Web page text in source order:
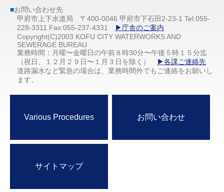
■お問い合わせ先
甲府市上下水道局 〒400-0046 甲府市下石田2-23-1 Tel:055-
228-3311 Fax:055-237-4331
▶庁舎のご案内
Copyright(C)2003 KOFU CITY WATERWORKS AND
SEWERAGE BUREAU
業務時間：月曜〜金曜日の午前８時30分〜午後５時１５分迄
（祝日、１２月２９日〜１月３日を除く）
▶各課ご連絡先
道路漏水など緊急の場合は、業務時間外でもご連絡をお願いし
ます。
Various Procedures お問い合わせ
サイトマップ